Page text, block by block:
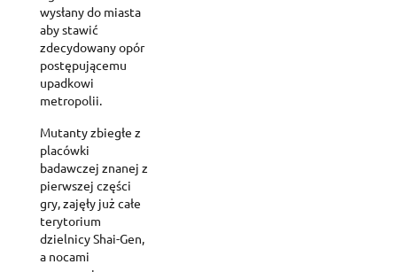
wysłany do miasta
aby stawić
zdecydowany opór
postępującemu
upadkowi
metropolii.
Mutanty zbiegłe z
placówki
badawczej znanej z
pierwszej części
gry, zajęły już całe
terytorium
dzielnicy Shai-Gen,
a nocami